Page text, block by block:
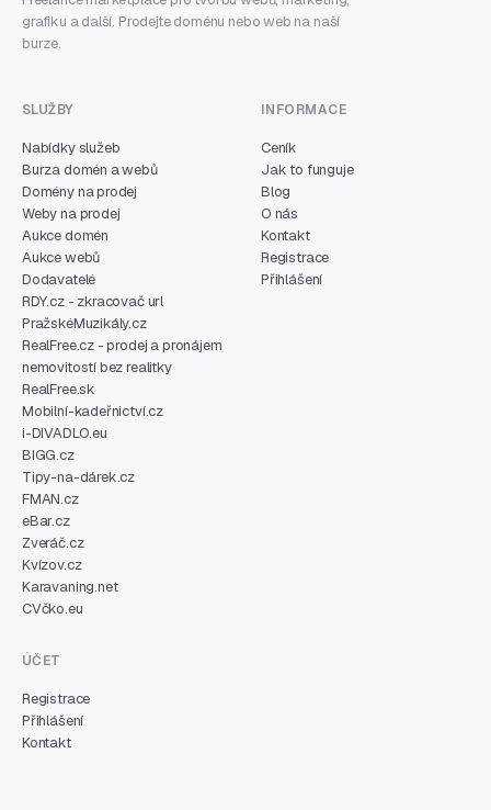
grafiku a další. Prodejte doménu nebo web na naší
burze.
SLUŽBY
Nabídky služeb
Burza domén a webů
Domény na prodej
Weby na prodej
Aukce domén
Aukce webů
Dodavatelé
RDY.cz - zkracovač url
PražskéMuzikály.cz
RealFree.cz - prodej a pronájem
nemovitostí bez realitky
RealFree.sk
Mobilní-kadeřnictví.cz
i-DIVADLO.eu
BIGG.cz
Tipy-na-dárek.cz
FMAN.cz
eBar.cz
Zveráč.cz
Kvízov.cz
Karavaning.net
CVčko.eu
INFORMACE
Ceník
Jak to funguje
Blog
O nás
Kontakt
Registrace
Přihlášení
ÚČET
Registrace
Přihlášení
Kontakt